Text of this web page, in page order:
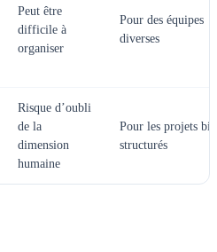
Peut être
difficile à
organiser
Pour des équipes
diverses
Risque d’oubli
de la
dimension
humaine
Pour les projets
structurés